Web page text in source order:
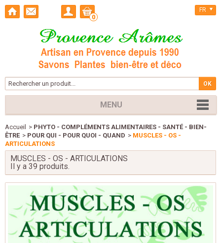
0
FR
MENU
Accueil > PHYTO - COMPLÉMENTS ALIMENTAIRES - SANTÉ - BIEN-
ÊTRE > POUR QUI - POUR QUOI - QUAND > MUSCLES - OS -
ARTICULATIONS
MUSCLES - OS - ARTICULATIONS
Il y a 39 produits.